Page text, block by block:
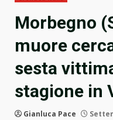
Morbegno
muore
sesta
stagione in
Gianluca Pace